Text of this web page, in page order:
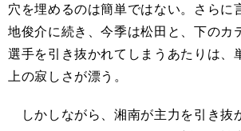
穴を埋めるのは簡単ではない。さらに
地俊介に続き、今季は松田と、下のカ
選手を引き抜かれてしまうあたりは、
上の寂しさが漂う。
しかしながら、湘南が主力を引き抜